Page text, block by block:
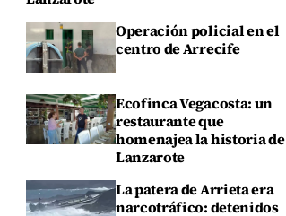
Operación policial en el
centro de Arrecife
Ecofinca Vegacosta: un
restaurante que
homenajea la historia de
Lanzarote
La patera de Arrieta era
narcotráfico: detenidos